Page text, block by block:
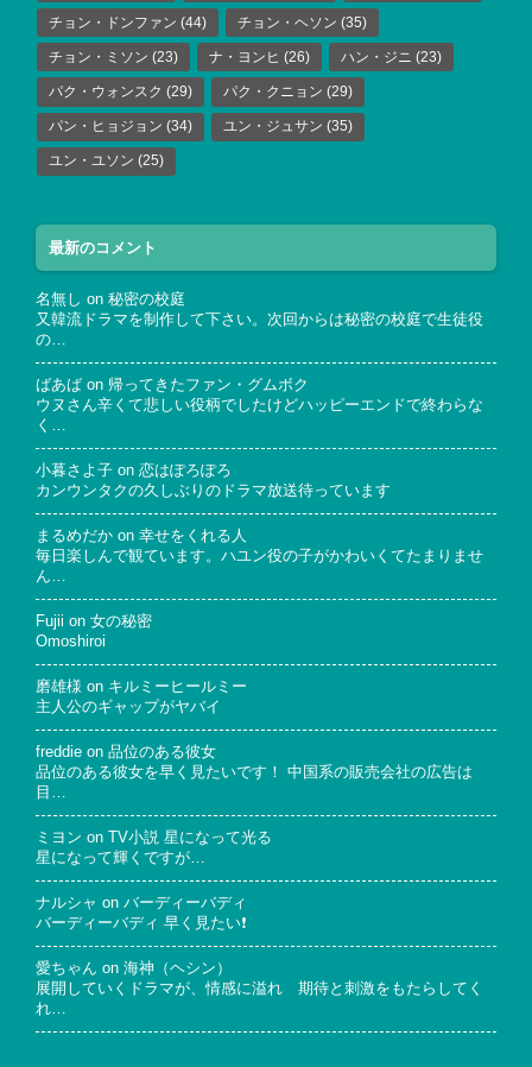
チョン・ドンファン (44) チョン・ヘソン (35)
チョン・ミソン (23) ナ・ヨンヒ (26) ハン・ジニ (23)
パク・ウォンスク (29) パク・クニョン (29)
パン・ヒョジョン (34) ユン・ジュサン (35)
ユン・ユソン (25)
最新のコメント
名無し on 秘密の校庭
又韓流ドラマを制作して下さい。次回からは秘密の校庭で生徒役
の…
ばあば on 帰ってきたファン・グムボク
ウヌさん辛くて悲しい役柄でしたけどハッピーエンドで終わらな
く…
小暮さよ子 on 恋はぽろぽろ
カンウンタクの久しぶりのドラマ放送待っています
まるめだか on 幸せをくれる人
毎日楽しんで観ています。ハユン役の子がかわいくてたまりませ
ん…
Fujii on 女の秘密
Omoshiroi
磨雄様 on キルミーヒールミー
主人公のギャップがヤバイ
freddie on 品位のある彼女
品位のある彼女を早く見たいです！ 中国系の販売会社の広告は
目…
ミヨン on
TV小説 星になって光る
星になって輝くですが…
ナルシャ on バーディーバディ
バーディーバディ 早く見たい❗
愛ちゃん on 海神（ヘシン）
展開していくドラマが、情感に溢れ 期待と刺激をもたらしてく
れ…